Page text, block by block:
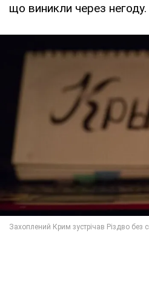
що виникли через негоду.